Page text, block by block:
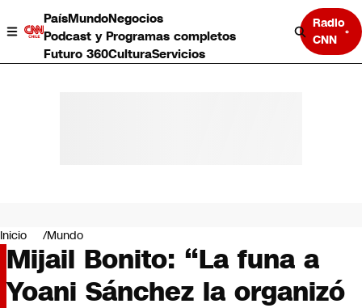
PaísMundoNegocios
Podcast y Programas completos
Futuro 360CulturaServicios
Radio
CNN
Negocios
Deportes
Programas completos
Cultura
Inicio Mundo
Mijail Bonito: “La funa a
Yoani Sánchez la organizó